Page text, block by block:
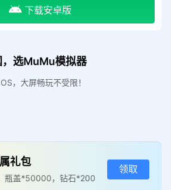
下载安卓版
，选MuMu模拟器
，大屏畅玩不受限！
礼包
瓶盖*50000，钻石*200
领取